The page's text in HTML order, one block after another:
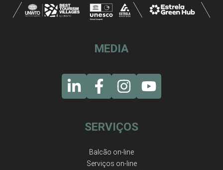
MEDIA
SERVIÇOS
Balcão on-line
Serviços on-line